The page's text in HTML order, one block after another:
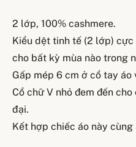
2 lớp, 100% cashmere.
Kiểu dệt tinh tế (2 lớp)
cho bất kỳ mùa nào trong
Gấp mép 6 cm ở cổ tay áo
Cổ chữ V nhỏ đem đến
đại.
Kết hợp chiếc áo này cùng